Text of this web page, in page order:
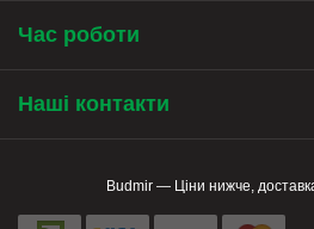
Час роботи
Наші контакти
Budmir — Ціни нижче,